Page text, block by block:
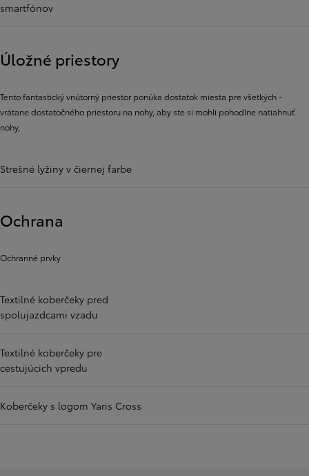
smartfónov
Úložné priestory
Tento fantastický vnútorný priestor ponúka dostatok miesta pre všetkých -
vrátane dostatočného priestoru na nohy, aby ste si mohli pohodlne natiahnuť
nohy,
Strešné lyžiny v čiernej farbe
Ochrana
Ochranné prvky
Textilné koberčeky pred
spolujazdcami vzadu
Textilné koberčeky pre
cestujúcich vpredu
Koberčeky s logom Yaris Cross